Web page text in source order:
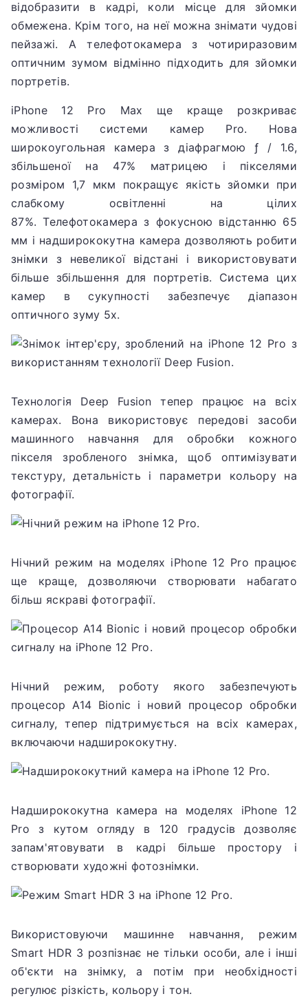
відобразити в кадрі, коли місце для зйомки
обмежена. Крім того, на неї можна знімати чудові
пейзажі. А телефотокамера з чотириразовим
оптичним зумом відмінно підходить для зйомки
портретів.
iPhone 12 Pro Max ще краще розкриває
можливості системи камер Pro. Нова
широкоугольная камера з діафрагмою ƒ / 1.6,
збільшеної на 47% матрицею і пікселями
розміром 1,7 мкм покращує якість зйомки при
слабкому освітленні на цілих
87%.Телефотокамера з фокусною відстанню 65
мм і надширококутна камера дозволяють робити
знімки з невеликої відстані і використовувати
більше збільшення для портретів. Система цих
камер в сукупності забезпечує діапазон
оптичного зуму 5x.
Технологія Deep Fusion тепер працює на всіх
камерах. Вона використовує передові засоби
машинного навчання для обробки кожного
пікселя зробленого знімка, щоб оптимізувати
текстуру, детальність і параметри кольору на
фотографії.
Нічний режим на моделях iPhone 12 Pro працює
ще краще, дозволяючи створювати набагато
більш яскраві фотографії.
Нічний режим, роботу якого забезпечують
процесор A14 Bionic і новий процесор обробки
сигналу, тепер підтримується на всіх камерах,
включаючи надширококутну.
Надширококутна камера на моделях iPhone 12
Pro з кутом огляду в 120 градусів дозволяє
запам'ятовувати в кадрі більше простору і
створювати художні фотознімки.
Використовуючи машинне навчання, режим
Smart HDR 3 розпізнає не тільки особи, але і інші
об'єкти на знімку, а потім при необхідності
регулює різкість, кольору і тон.